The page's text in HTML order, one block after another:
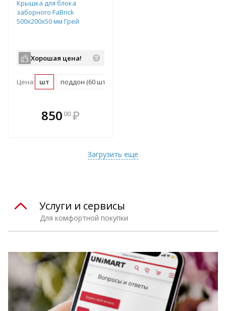
Крышка для блока
заборного FaBrick
500х200х50 мм Грей
Хорошая цена!
Цена: шт поддон (60 шт)
850 00 ₽
Загрузить еще
Для комфортной покупки
Услуги и сервисы